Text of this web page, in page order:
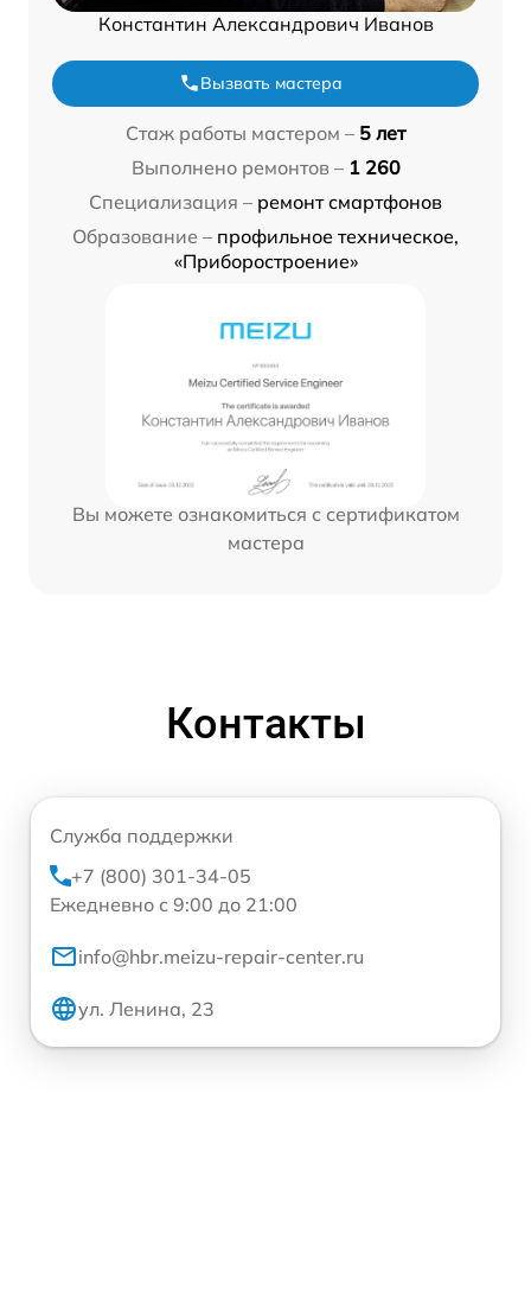
Константин Александрович Иванов
Вызвать мастера
Стаж работы мастером – 5 лет
Выполнено ремонтов – 1 260
Специализация – ремонт смартфонов
Образование – профильное техническое,
«Приборостроение»
Вы можете ознакомиться с сертификатом
мастера
Контакты
Служба поддержки
+7 (800) 301-34-05
Ежедневно с 9:00 до 21:00
info@hbr.meizu-repair-center.ru
ул. Ленина, 23